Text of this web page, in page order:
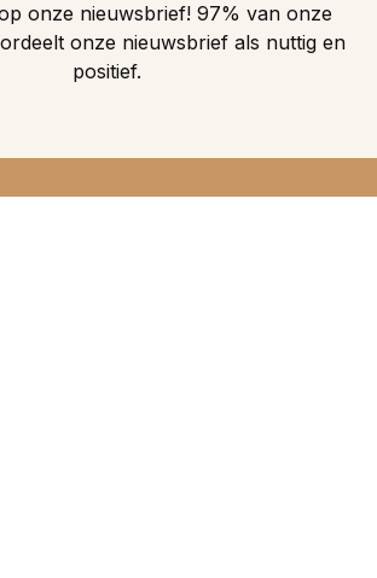
onze nieuwsbrief! 97% van onze
onze nieuwsbrief als nuttig en
positief.